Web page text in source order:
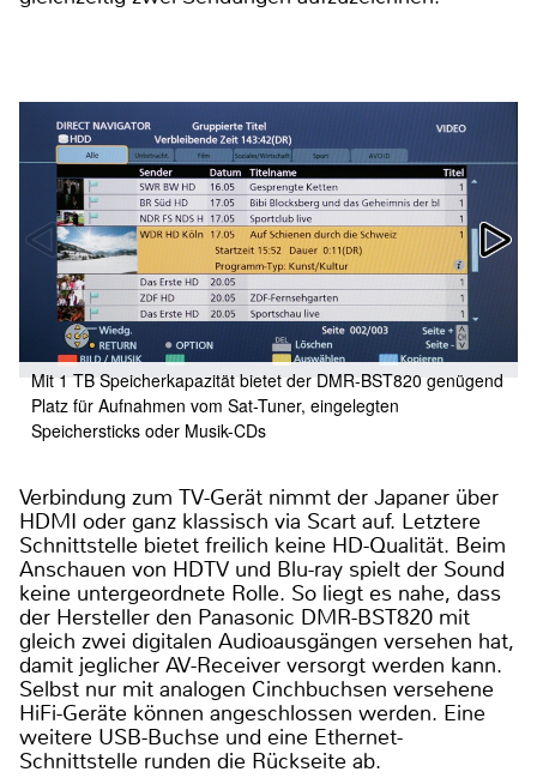
Mit 1 TB Speicherkapazität bietet der DMR-BST820 genügend
Platz für Aufnahmen vom Sat-Tuner, eingelegten
Speichersticks oder Musik-CDs
Verbindung zum TV-Gerät nimmt der Japaner über
HDMI oder ganz klassisch via Scart auf. Letztere
Schnittstelle bietet freilich keine HD-Qualität. Beim
Anschauen von HDTV und Blu-ray spielt der Sound
keine untergeordnete Rolle. So liegt es nahe, dass
der Hersteller den Panasonic DMR-BST820 mit
gleich zwei digitalen Audioausgängen versehen hat,
damit jeglicher AV-Receiver versorgt werden kann.
Selbst nur mit analogen Cinchbuchsen versehene
HiFi-Geräte können angeschlossen werden. Eine
weitere USB-Buchse und eine Ethernet-
Schnittstelle runden die Rückseite ab.